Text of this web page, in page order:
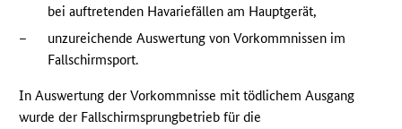
bei auftretenden Havariefällen am Hauptgerät,
–
unzureichende Auswertung von Vorkommnissen im
Fallschirmsport.
In Auswertung der Vorkommnisse mit tödlichem Ausgang
wurde der Fallschirmsprungbetrieb für die